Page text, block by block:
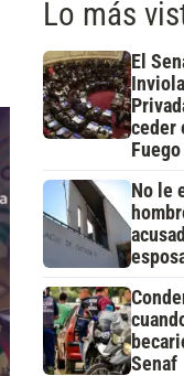
Lo más
El
ceder
Fuego
No le
Senaf